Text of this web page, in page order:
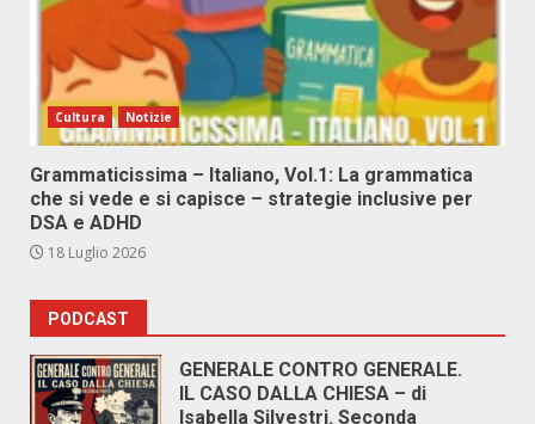
Cultura Notizie
Grammaticissima – Italiano, Vol.1: La grammatica
che si vede e si capisce – strategie inclusive per
DSA e ADHD
18 Luglio 2026
PODCAST
GENERALE CONTRO GENERALE.
IL CASO DALLA CHIESA – di
Isabella Silvestri. Seconda